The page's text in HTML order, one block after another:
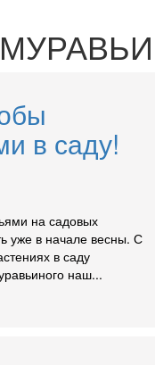
МУРАВЬИ
в саду!
на садовых
уже в начале весны. С
в саду
наш...